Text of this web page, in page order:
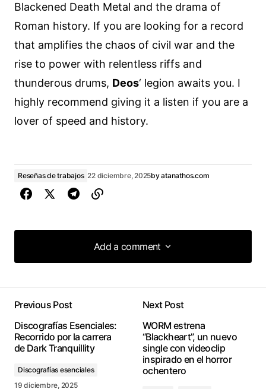
Blackened Death Metal and the drama of
Roman history. If you are looking for a record
that amplifies the chaos of civil war and the
rise to power with relentless riffs and
thunderous drums, Deos‘ legion awaits you. I
highly recommend giving it a listen if you are a
lover of speed and history.
Reseñas de trabajos 22 diciembre, 2025byatanathos.com
Add a comment
Add a comment
Previous Post
Discografías Esenciales:
Recorrido por la carrera
de Dark Tranquillity
Discografías esenciales
19 diciembre, 2025
Next Post
WORM estrena
“Blackheart”, un nuevo
single con videoclip
inspirado en el horror
ochentero